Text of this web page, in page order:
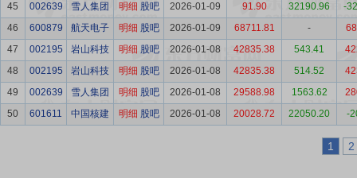
45
002639 雪人集团 明细 股吧 2026-01-09 91.90 32190.96
-
46
600879 航天电子 明细 股吧 2026-01-09 68711.81 -
47
002195 岩山科技 明细 股吧 2026-01-08 42835.38 543.41
48
002195 岩山科技 明细 股吧 2026-01-08 42835.38 514.52
49
002639 雪人集团 明细 股吧 2026-01-08 29588.98 1563.62
50
601611 中国核建 明细 股吧 2026-01-08 20028.72 22050.20 -
1 2